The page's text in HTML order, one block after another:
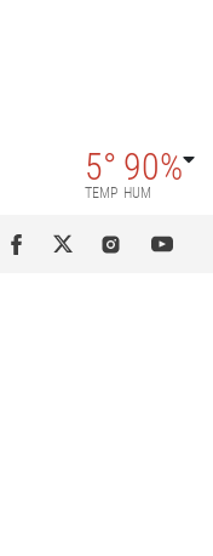
5°
TEMP
90%
HUM